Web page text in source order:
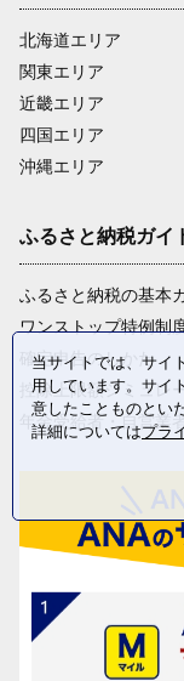
北海道エリア
関東エリア
近畿エリア
四国エリア
沖縄エリア
ふるさと納税ガイ
ふるさと納税の基本
ワンストップ特例制
確定申告のしかた
控除上限額シミュレ
年金受給者・自営業
当サイトでは、サイ
用しています。サイ
意したことものとい
詳細についてはプラ